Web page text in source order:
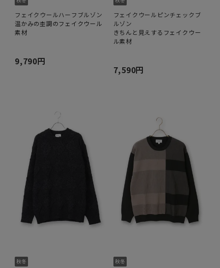
フェイクウールハーフブルゾン
温かみの杢調のフェイクウール
素材
9,790円
フェイクウールピンチェックブ
ルゾン
きちんと見えするフェイクウー
ル素材
7,590円